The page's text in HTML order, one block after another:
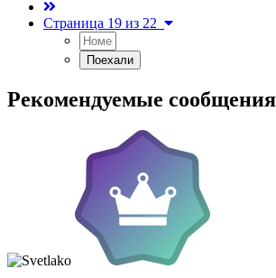
Страница 19 из 22
Рекомендуемые сообщения